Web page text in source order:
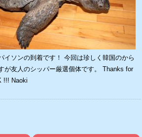
イソンの到着です！ 今回は珍しく韓国のから
が友人のシッパー厳選個体です。 Thanks for
!!! Naoki